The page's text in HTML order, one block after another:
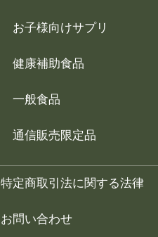
お子様向けサプリ
健康補助食品
一般食品
通信販売限定品
特定商取引法に関する法律
お問い合わせ